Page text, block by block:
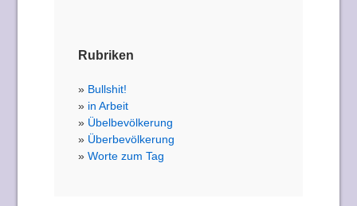
Rubriken
Bullshit!
in Arbeit
Übelbevölkerung
Überbevölkerung
Worte zum Tag